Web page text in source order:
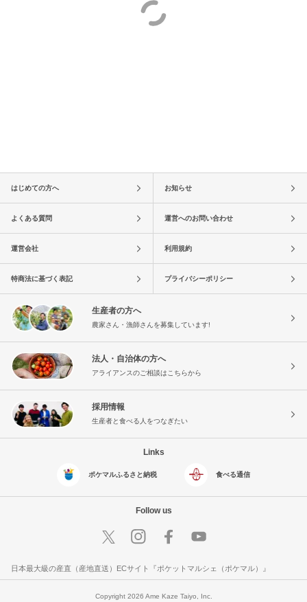
はじめての方へ お知らせ
よくある質問 運営へのお問い合わせ
運営会社 利用規約
特商法に基づく表記 プライバシーポリシー
生産者の方へ
農家さん・漁師さんを募集しています!
法人・自治体の方へ
アライアンスのご相談はこちらから
採用情報
生産者と食べる人をつなぎたい
Links
ポケマルふるさと納税 食べる通信
Follow us
日本最大級の産直（産地直送）ECサイト『ポケットマルシェ（ポケマル）』
Copyright 2026 Ame Kaze Taiyo, Inc.